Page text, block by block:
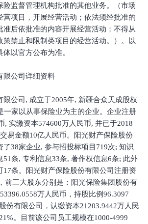
险监督管理机构批准的其他业务。（市场
营项目，开展经营活动；依法须经批准的
准后依批准的内容开展经营活动；不得从
策禁止和限制类项目的经营活动。）。以
体以官方公布为准。
限公司详细资料
限公司, 成立于2005年, 新疆合众天成股权
一家以从事保险业为主的企业。企业注册
, 实缴资本574600万人民币, 并已于2018
易金额10亿人民币。阳光财产保险股份
了38家企业, 参与招投标项目719次; 知识
51条, 专利信息33条, 著作权信息6条; 此外
17条。阳光财产保险股份有限公司注册资
前三大股东分别是：阳光保险集团股份有
万人民币，持股比例96.3097
份有限公司，认缴资本21203.9442万人民
。目前该公司员工规模在1000-4999